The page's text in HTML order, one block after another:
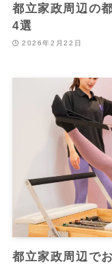
都立家政周辺の
4選
2026年2月22日
都立家政周辺で